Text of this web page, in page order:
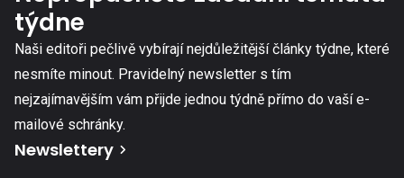
týdne
Naši editoři pečlivě vybírají nejdůležitější články týdne, které
nesmíte minout. Pravidelný newsletter s tím
nejzajímavějším vám přijde jednou týdně přímo do vaší e-
mailové schránky.
Newslettery